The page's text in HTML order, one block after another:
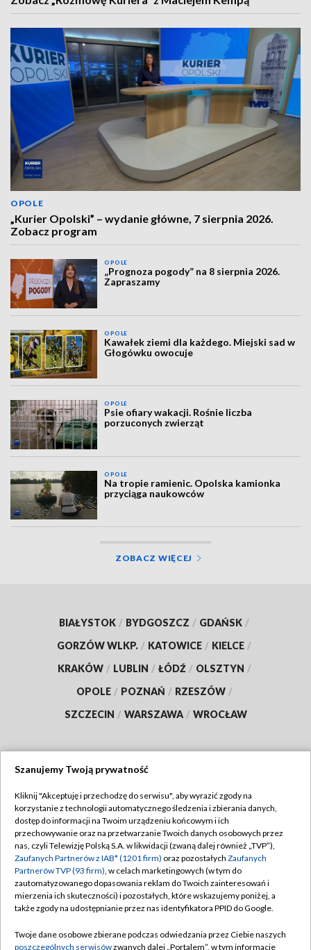
OPOLE
„Kurier Opolski” – wydanie główne, 7 sierpnia 2026.
Zobacz program
OPOLE
„Prognoza pogody” na 8 sierpnia 2026.
Zapraszamy
OPOLE
Kawałek ziemi dla każdego. Miejski sad w
Głogówku owocuje
OPOLE
Psie ofiary wakacji. Rośnie liczba
porzuconych zwierząt
OPOLE
Na tropie ramienic. Opolska kamionka
przyciąga naukowców
ZOBACZ WIĘCEJ
BIAŁYSTOK / BYDGOSZCZ / GDAŃSK /
GORZÓW WLKP. / KATOWICE / KIELCE /
KRAKÓW / LUBLIN / ŁÓDŹ / OLSZTYN /
OPOLE / POZNAŃ / RZESZÓW /
SZCZECIN / WARSZAWA / WROCŁAW
TVP
Abonament TVP
Emisja w TVP
Centrum informacji TVP
Naziemna Telewizja Cyfrowa
Rada Programowa
Regulamin TVP
Polityka prywatności
Moje zgody
Pomoc
Szanujemy Twoją prywatność
Kliknij "Akceptuję i przechodzę do serwisu", aby wyrazić zgody na
korzystanie z technologii automatycznego śledzenia i zbierania danych,
dostęp do informacji na Twoim urządzeniu końcowym i ich
przechowywanie oraz na przetwarzanie Twoich danych osobowych przez
nas, czyli Telewizję Polską S.A. w likwidacji (zwaną dalej również „TVP”),
Zaufanych Partnerów z IAB* (1201 firm) oraz pozostałych Zaufanych
Partnerów TVP (93 firm), w celach marketingowych (w tym do
zautomatyzowanego dopasowania reklam do Twoich zainteresowań i
mierzenia ich skuteczności) i pozostałych, które wskazujemy poniżej, a
także zgody na udostępnianie przez nas identyfikatora PPID do Google.
Twoje dane osobowe zbierane podczas odwiedzania przez Ciebie naszych
poszczególnych serwisówzwanych dalej „Portalem”, w tym informacje